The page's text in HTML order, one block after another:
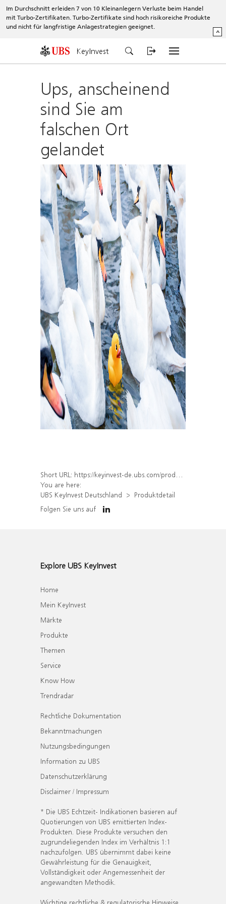
Im Durchschnitt erleiden 7 von 10 Kleinanlegern Verluste beim Handel
mit Turbo-Zertifikaten. Turbo-Zertifikate sind hoch risikoreiche Produkte
und nicht für langfristige Anlagestrategien geeignet.
^
KeyInvest
Ups, anscheinend
sind Sie am
falschen Ort
gelandet
Short URL: https://keyinvest-de.ubs.com/produkt/detail/index/isin/DE000WA8GTH6
You are here:
UBS KeyInvest Deutschland
Produktdetail
Folgen Sie uns auf
Explore UBS KeyInvest
Home
Mein KeyInvest
Märkte
Produkte
Themen
Service
Know How
Trendradar
Rechtliche Dokumentation
Bekanntmachungen
Nutzungsbedingungen
Information zu UBS
Datenschutzerklärung
Disclaimer / Impressum
* Die UBS Echtzeit- Indikationen basieren auf
Quotierungen von UBS emittierten Index-
Produkten. Diese Produkte versuchen den
zugrundeliegenden Index im Verhältnis 1:1
nachzufolgen. UBS übernimmt dabei keine
Gewährleistung für die Genauigkeit,
Vollständigkeit oder Angemessenheit der
angewandten Methodik.